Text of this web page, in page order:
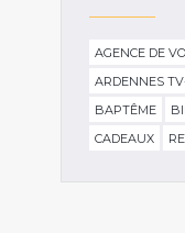
AGENCE DE
ARDENNES
BAPTÊME
CADEAUX